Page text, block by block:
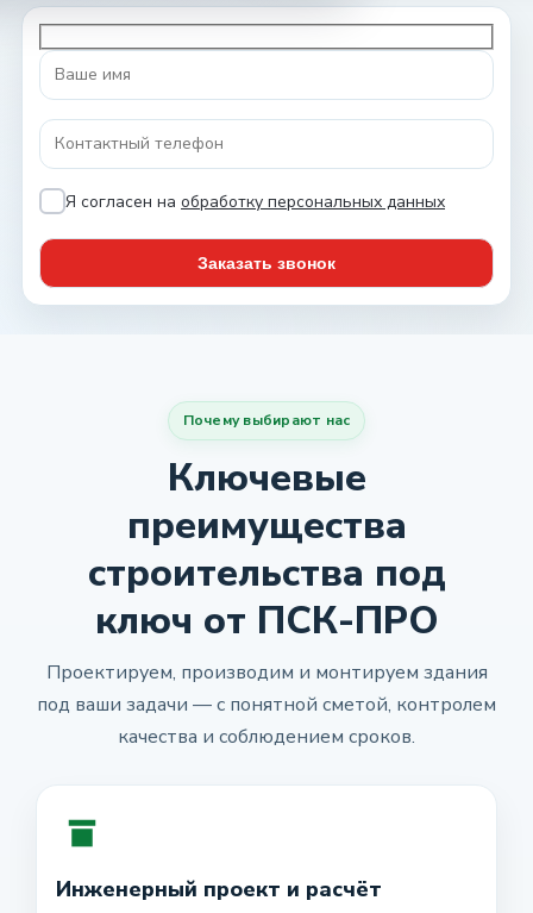
Я согласен на обработку персональных данных
Почему выбирают нас
Ключевые
преимущества
строительства под
ключ от ПСК-ПРО
Проектируем, производим и монтируем здания
под ваши задачи — с понятной сметой, контролем
качества и соблюдением сроков.
Инженерный проект и расчёт